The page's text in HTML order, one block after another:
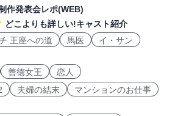
作発表会レポ(WEB)
どこよりも詳しい!キャスト紹介
王座への道 馬医
イ・サン
善徳女王
恋人
夫婦の結末
マンションのお仕事